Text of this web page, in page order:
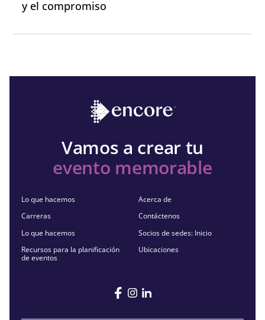
y el compromiso
Vamos a crear tu
evento memorable
Lo que hacemos
Carreras
Lo que hacemos
Recursos para la planificación
de eventos
Acerca de
Contáctenos
Socios de sedes: Inicio
Ubicaciones